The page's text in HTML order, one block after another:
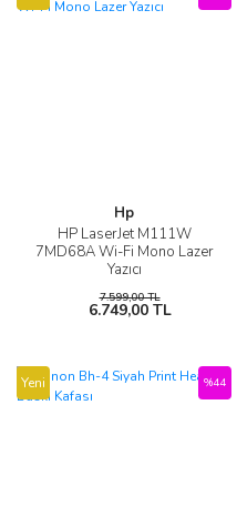
Hp
HP LaserJet M111W
7MD68A Wi-Fi Mono Lazer
Yazıcı
7.599,00 TL
6.749,00 TL
Yeni %44